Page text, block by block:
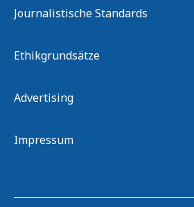
Journalistische Standards
Ethikgrundsätze
Advertising
Impressum